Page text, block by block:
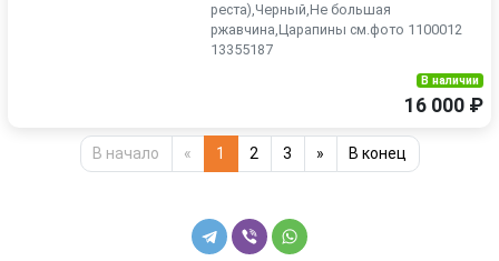
реста),Черный,Не большая
ржавчина,Царапины см.фото 1100012
13355187
В наличии
16 000 ₽
В начало « 1 2 3 » В конец